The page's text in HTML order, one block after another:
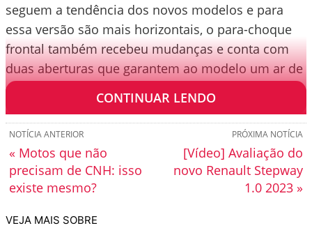
seguem a tendência dos novos modelos e para
essa versão são mais horizontais, o para-choque
frontal também recebeu mudanças e conta com
duas aberturas que garantem ao modelo um ar de
esportividade.
CONTINUAR LENDO
PRÓXIMA NOTÍCIA
[Vídeo] Avaliação do
novo Renault Stepway
1.0 2023 »
NOTÍCIA ANTERIOR
« Motos que não
precisam de CNH: isso
existe mesmo?
VEJA MAIS SOBRE